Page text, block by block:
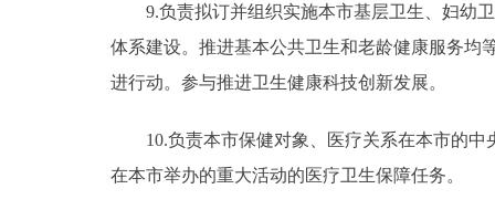
9.负责拟订并组织实施本市基层卫生、妇幼卫
体系建设。推进基本公共卫生和老龄健康服务均
进行动。参与推进卫生健康科技创新发展。
10.负责本市保健对象、医疗关系在本市的中
在本市举办的重大活动的医疗卫生保障任务。